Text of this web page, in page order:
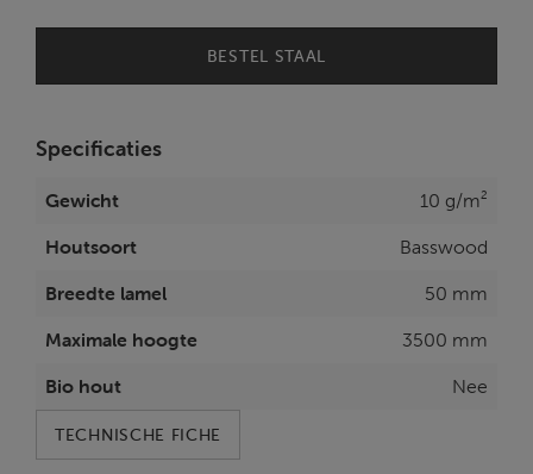
BESTEL STAAL
Specificaties
Gewicht
10 g/m²
Houtsoort
Basswood
Breedte lamel
50 mm
Maximale hoogte
3500 mm
Bio hout
Nee
TECHNISCHE FICHE